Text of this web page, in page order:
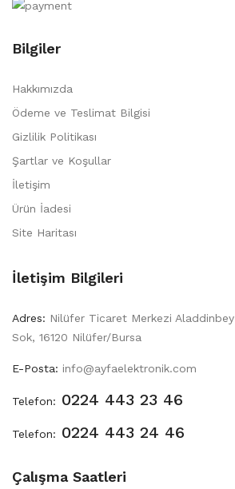
Bilgiler
Hakkımızda
Ödeme ve Teslimat Bilgisi
Gizlilik Politikası
Şartlar ve Koşullar
İletişim
Ürün İadesi
Site Haritası
İletişim Bilgileri
Adres: Nilüfer Ticaret Merkezi
Sok, 16120 Nilüfer/Bursa
E-Posta: info@ayfaelektronik.com
Telefon: 0224 443 23 46
Telefon: 0224 443 24 46
Çalışma Saatleri